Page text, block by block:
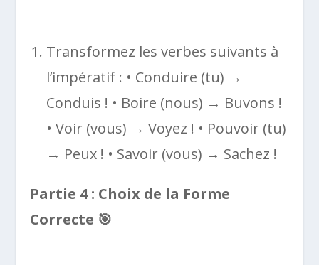
Transformez les verbes suivants à
l’impératif : • Conduire (tu) →
Conduis ! • Boire (nous) → Buvons !
• Voir (vous) → Voyez ! • Pouvoir (tu)
→ Peux ! • Savoir (vous) → Sachez !
Partie 4 : Choix de la Forme
Correcte 🎯